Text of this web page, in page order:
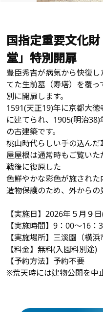
国指定重要文化
堂」特別開扉
豊臣秀吉が病気から快復
てた生前墓（寿塔）を覆
別に開扉します。
1591(天正19)年に京都大徳
に建てられ、1905(明治
の古建築です。
桃山時代らしい手の込ん
屋屋根は通常時もご覧いた
戦後に復原した
色鮮やかな彩色が施され
造物保護のため、外からの
【実施日】2026年５月９
【実施時間】9：00～16：
【実施場所】三溪園（横浜
【料金】無料(入園料別途)
【予約方法】予約不要
※荒天時には建物公開を中